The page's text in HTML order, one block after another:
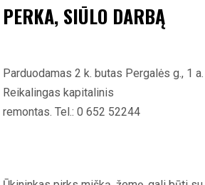
PERKA, SIŪLO DARBĄ
Parduodamas 2 k. butas Pergalės g., 1 a.
Reikalingas kapitalinis
remontas. Tel.: 0 652 52244